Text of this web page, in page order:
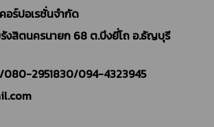
อร์ปอเรชั่นจำกัด
งสิตนครนายก 68 ต.บึงยี่โถ อ.ธัญบุรี
080-2951830/094-4323945